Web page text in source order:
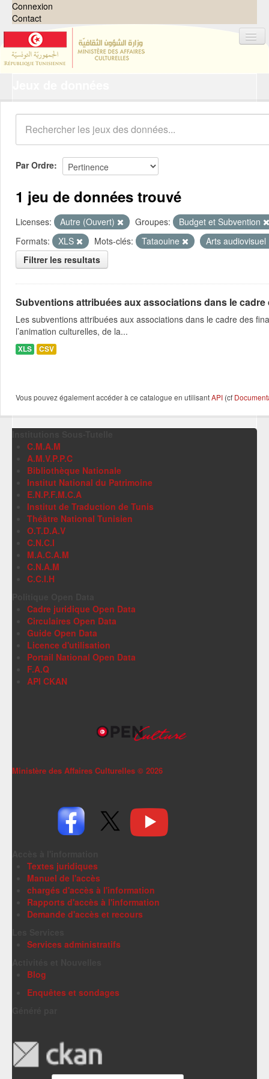
Connexion
Contact
Organisations
Groupes
Demandes 0
À propos
Par Ordre
1 jeu de données trouvé
Licenses: Autre (Ouvert) Groupes:
Budget et Subvention
Formats:
XLS Mots-clés: Tataouine
Arts audiovisuel
Filtrer les resultats
Subventions attribuées aux associations dans le
Les subventions attribuées aux associations dans le cadre des
l’animation culturelles, de la...
XLS CSV
Vous pouvez également accéder à ce catalogue en utilisantAPI (cf
C.M.A.M
A.M.V.P.P.C
Bibliothèque Nationale
Institut National du Patrimoine
E.N.P.F.M.C.A
Institut de Traduction de Tunis
Théâtre National Tunisien
O.T.D.A.V
C.N.C.I
M.A.C.A.M
C.N.A.M
C.C.I.H
Cadre juridique Open Data
Circulaires Open Data
Guide Open Data
Licence d'utilisation
Portail National Open Data
F.A.Q
API CKAN
Ministère des Affaires Culturelles © 2026
Textes juridiques
Manuel de l'accès
chargés d'accès à l'information
Rapports d'accès à l'information
Demande d'accès et recours
Services administratifs
Blog
Enquêtes et sondages